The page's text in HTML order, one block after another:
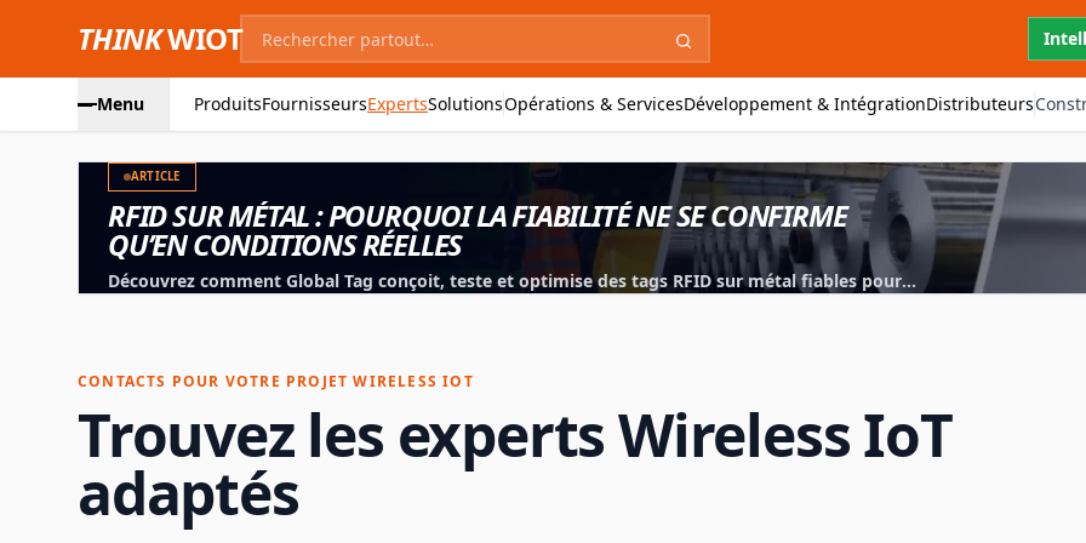
THINKWIOT
Menu ProduitsFournisseursExpertsSolutionsOpérations & ServicesDéveloppement & IntégrationDistributeurs
ARTICLE
RFID SUR MÉTAL : POURQUOI LA FIABILITÉ NE SE CONFIRME
QU’EN CONDITIONS RÉELLES
Découvrez comment Global Tag conçoit, teste et optimise des tags RFID sur métal fiables pour
CONTACTS POUR VOTRE PROJET WIRELESS IOT
Trouvez les experts Wireless IoT
adaptés